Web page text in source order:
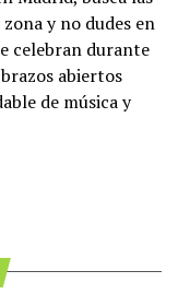
y no dudes en
celebran durante
abiertos
de música y